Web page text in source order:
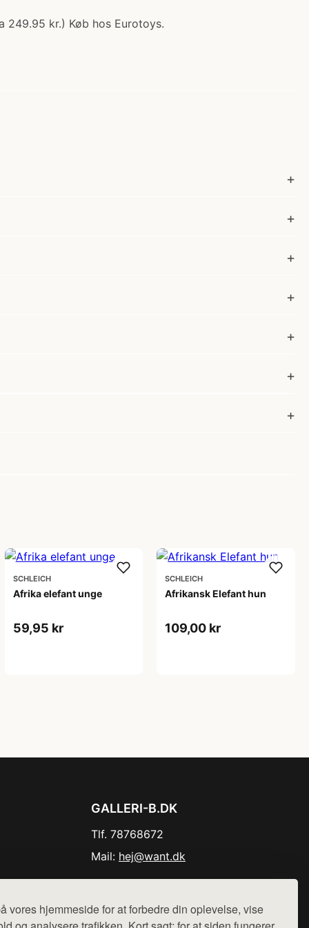
vores hjemmeside for at forbedre din oplevelse, vise
249.95 kr.) Køb hos Eurotoys.
SCHLEICH
Afrika elefant unge
59,95 kr
SCHLEICH
Afrikansk Elefant hun
109,00 kr
GALLERI-B.DK
Tlf. 78768672
Mail: hej@want.dk